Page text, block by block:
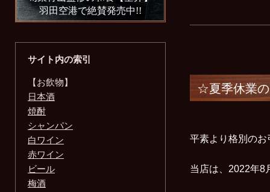
☆夏季休業
平素より格別の
当店は、2022年8
羽田空港で絶賛発売中!!
サイト内の索引
【お飲物】
日本酒
焼酎
シャンパン
白ワイン
赤ワイン
ビール
梅酒